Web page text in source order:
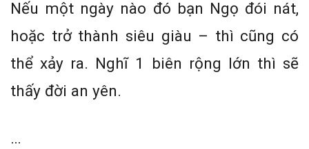
Nếu một ngày nào đó bạn Ngọ đói nát,
hoặc trở thành siêu giàu – thì cũng có
thể xảy ra. Nghĩ 1 biên rộng lớn thì sẽ
thấy đời an yên.
…